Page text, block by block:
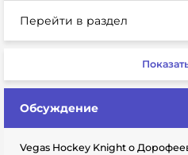
Перейти в раздел
Обсуждение
Vegas Hockey Knight о